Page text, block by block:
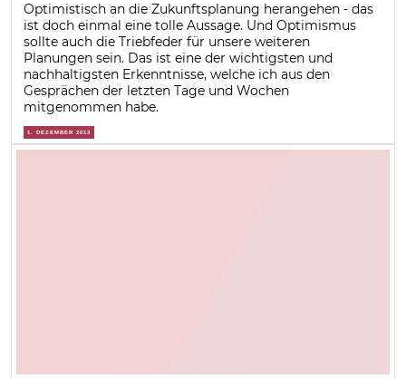
Optimistisch an die Zukunftsplanung herangehen - das
ist doch einmal eine tolle Aussage. Und Optimismus
sollte auch die Triebfeder für unsere weiteren
Planungen sein. Das ist eine der wichtigsten und
nachhaltigsten Erkenntnisse, welche ich aus den
Gesprächen der letzten Tage und Wochen
mitgenommen habe.
1. DEZEMBER 2013